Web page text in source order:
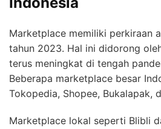
Marketplace memiliki perkiraan
tahun 2023. Hal ini didorong
terus meningkat di tengah
Beberapa marketplace besar
Tokopedia, Shopee, Bukalapak,
Marketplace lokal seperti Blibli